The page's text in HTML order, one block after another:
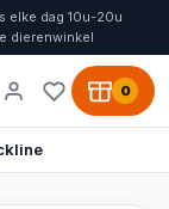
elke dag 10u-20u
dierenwinkel
0